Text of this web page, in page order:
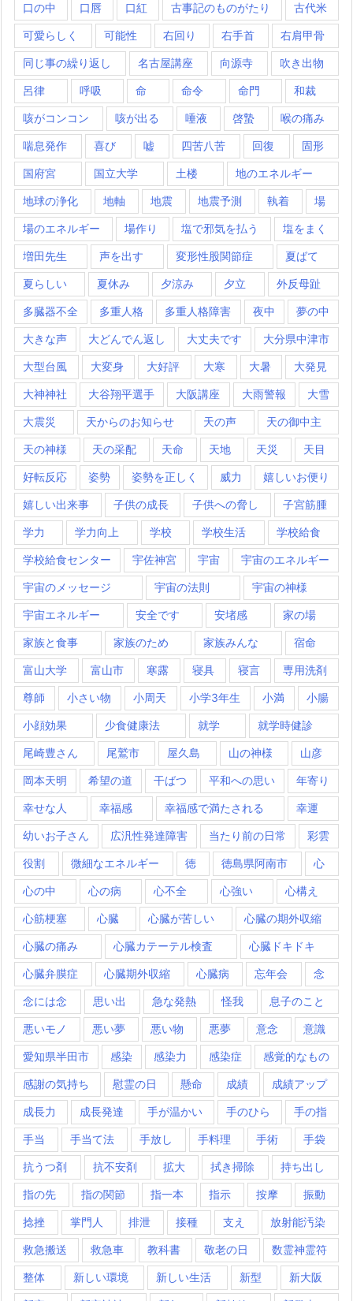
口の中 口唇 口紅 古事記のものがたり 古代米
可愛らしく 可能性 右回り 右手首 右肩甲骨
同じ事の繰り返し 名古屋講座 向源寺 吹き出物
呂律 呼吸 命 命令 命門 和裁
咳がコンコン 咳が出る 唾液 啓蟄 喉の痛み
喘息発作 喜び 嘘 四苦八苦 回復 固形
国府宮 国立大学 土楼 地のエネルギー
地球の浄化 地軸 地震 地震予測 執着 場
場のエネルギー 場作り 塩で邪気を払う 塩をまく
増田先生 声を出す 変形性股関節症 夏ばて
夏らしい 夏休み 夕涼み 夕立 外反母趾
多臓器不全 多重人格 多重人格障害 夜中 夢の中
大きな声 大どんでん返し 大丈夫です 大分県中津市
大型台風 大変身 大好評 大寒 大暑 大発見
大神神社 大谷翔平選手 大阪講座 大雨警報 大雪
大震災 天からのお知らせ 天の声 天の御中主
天の神様 天の采配 天命 天地 天災 天目
好転反応 姿勢 姿勢を正しく 威力 嬉しいお便り
嬉しい出来事 子供の成長 子供への脅し 子宮筋腫
学力 学力向上 学校 学校生活 学校給食
学校給食センター 宇佐神宮 宇宙 宇宙のエネルギー
宇宙のメッセージ 宇宙の法則 宇宙の神様
宇宙エネルギー 安全です 安堵感 家の場
家族と食事 家族のため 家族みんな 宿命
富山大学 富山市 寒露 寝具 寝言 専用洗剤
尊師 小さい物 小周天 小学3年生 小満 小腸
小顔効果 少食健康法 就学 就学時健診
尾崎豊さん 尾鷲市 屋久島 山の神様 山彦
岡本天明 希望の道 干ばつ 平和への思い 年寄り
幸せな人 幸福感 幸福感で満たされる 幸運
幼いお子さん 広汎性発達障害 当たり前の日常 彩雲
役割 微細なエネルギー 徳 徳島県阿南市 心
心の中 心の病 心不全 心強い 心構え
心筋梗塞 心臓 心臓が苦しい 心臓の期外収縮
心臓の痛み 心臓カテーテル検査 心臓ドキドキ
心臓弁膜症 心臓期外収縮 心臓病 忘年会 念
念には念 思い出 急な発熱 怪我 息子のこと
悪いモノ 悪い夢 悪い物 悪夢 意念 意識
愛知県半田市 感染 感染力 感染症 感覚的なもの
感謝の気持ち 慰霊の日 懸命 成績 成績アップ
成長力 成長発達 手が温かい 手のひら 手の指
手当 手当て法 手放し 手料理 手術 手袋
抗うつ剤 抗不安剤 拡大 拭き掃除 持ち出し
指の先 指の関節 指一本 指示 按摩 振動
捻挫 掌門人 排泄 接種 支え 放射能汚染
救急搬送 救急車 教科書 敬老の日 数霊神霊符
整体 新しい環境 新しい生活 新型 新大阪